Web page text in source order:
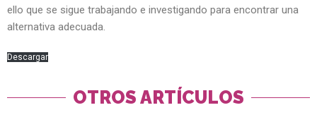
ello que se sigue trabajando e investigando para encontrar una
alternativa adecuada.
Descargar
OTROS ARTÍCULOS